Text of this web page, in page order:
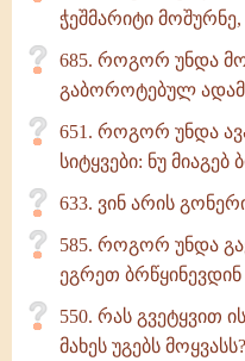
ჭეშმარიტი
685. როგორ უნდა
გაბოროტებულ
651. როგორ უნდა
სიტყვები: ნუ
633. ვინ არის
585. როგორ უნდა
ეგრეთ
550. რას გვეტყვით
მახეს უგებს მოყვასს?